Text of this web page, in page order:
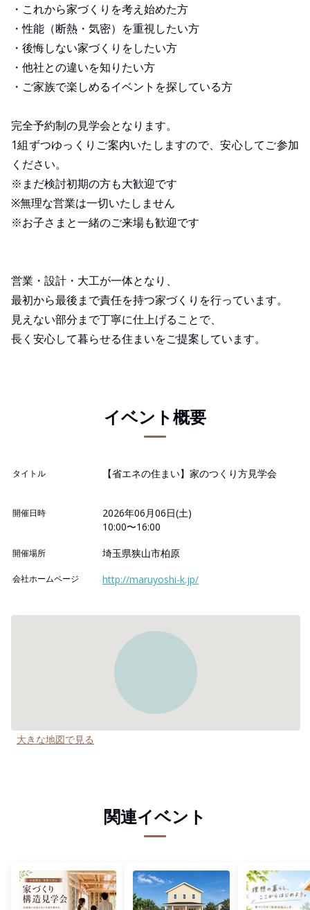
・これから家づくりを考え始めた方
・性能（断熱・気密）を重視したい方
・後悔しない家づくりをしたい方
・他社との違いを知りたい方
・ご家族で楽しめるイベントを探している方
完全予約制の見学会となります。
1組ずつゆっくりご案内いたしますので、安心してご参加
ください。
※まだ検討初期の方も大歓迎です
※無理な営業は一切いたしません
※お子さまと一緒のご来場も歓迎です
営業・設計・大工が一体となり、
最初から最後まで責任を持つ家づくりを行っています。
見えない部分まで丁寧に仕上げることで、
長く安心して暮らせる住まいをご提案しています。
イベント概要
タイトル 【省エネの住まい】家のつくり方見学会
開催日時
2026年06月06日(土)
10:00〜16:00
開催場所 埼玉県狭山市柏原
会社ホームページ http://maruyoshi-k.jp/
大きな地図で見る
関連イベント